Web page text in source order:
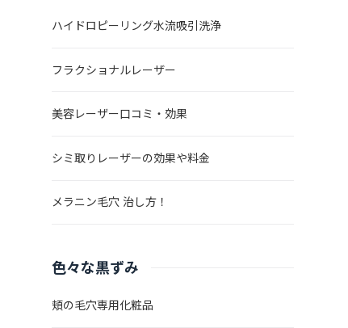
ハイドロピーリング水流吸引洗浄
フラクショナルレーザー
美容レーザー口コミ・効果
シミ取りレーザーの効果や料金
メラニン毛穴 治し方！
色々な黒ずみ
頬の毛穴専用化粧品